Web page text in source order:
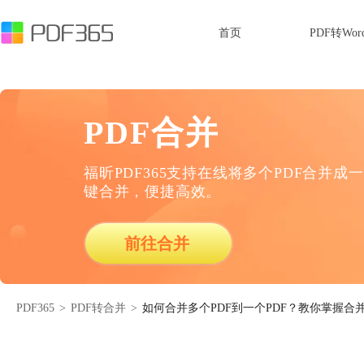
首页 PDF转
PDF合并
福昕PDF365支持在线将多个PDF合并成
键合并，便捷高效。
前往合并
PDF365 > PDF转合并 > 如何合并多个PDF到一个PDF？教你掌握合